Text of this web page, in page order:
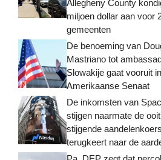
Allegheny County
miljoen dollar aan voor
gemeenten
De benoeming van
Mastriano tot
Slowakije gaat vooruit
Amerikaanse Senaat
De inkomsten van
stijgen naarmate de
stijgende aandelenkoers
terugkeert naar de